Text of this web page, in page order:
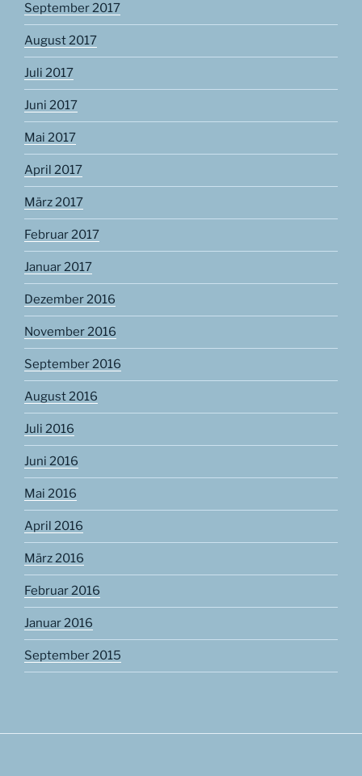
September 2017
August 2017
Juli 2017
Juni 2017
Mai 2017
April 2017
März 2017
Februar 2017
Januar 2017
Dezember 2016
November 2016
September 2016
August 2016
Juli 2016
Juni 2016
Mai 2016
April 2016
März 2016
Februar 2016
Januar 2016
September 2015